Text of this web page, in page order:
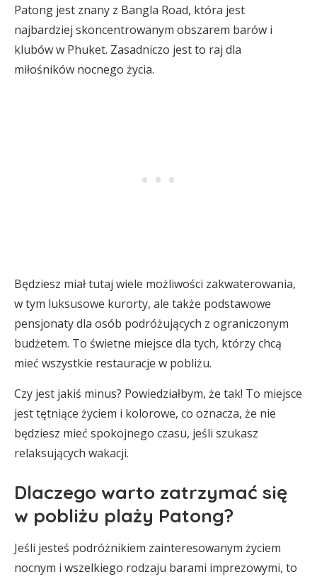
Patong jest znany z Bangla Road, która jest
najbardziej skoncentrowanym obszarem barów i
klubów w Phuket. Zasadniczo jest to raj dla
miłośników nocnego życia.
Będziesz miał tutaj wiele możliwości zakwaterowania,
w tym luksusowe kurorty, ale także podstawowe
pensjonaty dla osób podróżujących z ograniczonym
budżetem. To świetne miejsce dla tych, którzy chcą
mieć wszystkie restauracje w pobliżu.
Czy jest jakiś minus? Powiedziałbym, że tak! To miejsce
jest tętniące życiem i kolorowe, co oznacza, że nie
będziesz mieć spokojnego czasu, jeśli szukasz
relaksujących wakacji.
Dlaczego warto zatrzymać się
w pobliżu plaży Patong?
Jeśli jesteś podróżnikiem zainteresowanym życiem
nocnym i wszelkiego rodzaju barami imprezowymi, to